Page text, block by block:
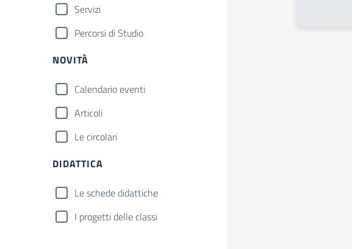
Servizi
Percorsi di Studio
NOVITÀ
Calendario eventi
Articoli
Le circolari
DIDATTICA
Le schede didattiche
I progetti delle classi